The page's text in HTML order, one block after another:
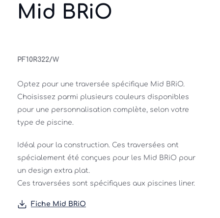
Mid BRiO
PF10R322/W
Optez pour une traversée spécifique Mid BRiO.
Choisissez parmi plusieurs couleurs disponibles
pour une personnalisation complète, selon votre
type de piscine.
Idéal pour la construction. Ces traversées ont
spécialement été conçues pour les Mid BRiO pour
un design extra plat.
Ces traversées sont spécifiques aux piscines liner.
Fiche Mid BRiO